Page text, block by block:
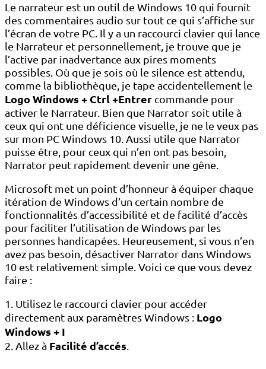
Le narrateur est un outil de Windows 10 qui fournit
des commentaires audio sur tout ce qui s’affiche sur
l’écran de votre PC. Il y a un raccourci clavier qui lance
le Narrateur et personnellement, je trouve que je
l’active par inadvertance aux pires moments
possibles. Où que je sois où le silence est attendu,
comme la bibliothèque, je tape accidentellement le
Logo Windows + Ctrl +Entrer commande pour
activer le Narrateur. Bien que Narrator soit utile à
ceux qui ont une déficience visuelle, je ne le veux pas
sur mon PC Windows 10. Aussi utile que Narrator
puisse être, pour ceux qui n’en ont pas besoin,
Narrator peut rapidement devenir une gêne.
Microsoft met un point d’honneur à équiper chaque
itération de Windows d’un certain nombre de
fonctionnalités d’accessibilité et de facilité d’accès
pour faciliter l’utilisation de Windows par les
personnes handicapées. Heureusement, si vous n’en
avez pas besoin, désactiver Narrator dans Windows
10 est relativement simple. Voici ce que vous devez
faire :
1. Utilisez le raccourci clavier pour accéder
directement aux paramètres Windows : Logo
Windows + I
2. Allez à Facilité d’accés.